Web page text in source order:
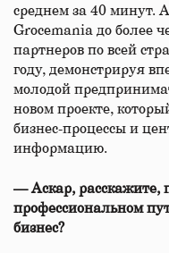
среднем за 40 минут.
Grocemania до более
партнеров по всей
году, демонстрируя
молодой
новом проекте,
бизнес-процессы и
информацию.
—Аскар, расскажите,
профессиональном
бизнес?